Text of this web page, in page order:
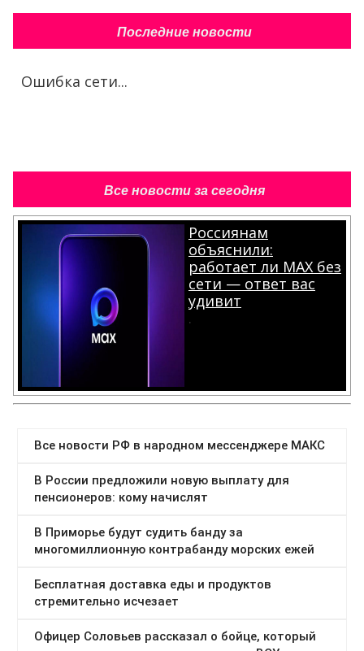
Последние новости
Ошибка сети...
Все новости за сегодня
Россиянам
объяснили:
работает ли MAX без
сети — ответ вас
удивит
.